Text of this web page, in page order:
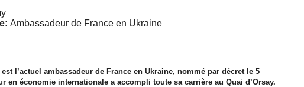
Ambassadeur de France en Ukraine
l’actuel ambassadeur de France en Ukraine, nommé par décret le 5
en économie internationale a accompli toute sa carrière au Quai d’Orsay.